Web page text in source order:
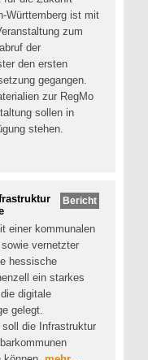
Württemberg ist mit
zum
der
den ersten
gegangen.
zur RegMo
sollen in
stehen.
Bericht
einer kommunalen
vernetzter
hessische
ein starkes
digitale
gelegt.
die Infrastruktur